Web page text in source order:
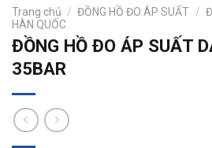
Trang chủ / ĐỒNG HỒ ĐO ÁP SUẤT /
HÀN QUỐC
ĐỒNG HỒ ĐO ÁP SUẤT
35BAR